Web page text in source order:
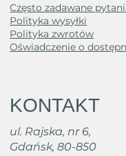
Często zadawane
Polityka wysyłki
Polityka zwrotów
Oświadczenie o
KONTAKT
ul. Rajska, nr 6,
Gdańsk, 80-850